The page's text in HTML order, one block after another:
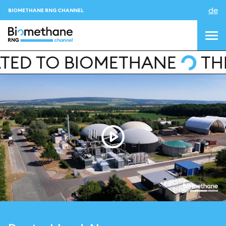
BIOMETHANE RNG CHANNEL de
topics
blog&news
Veranstaltungen
About us
Kontakt
ANMELDEN
BIOMETHANE THE